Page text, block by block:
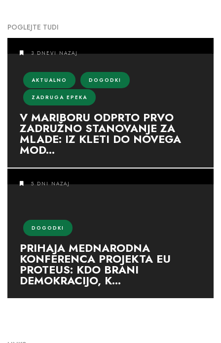
POGLEJTE TUDI
3 DNEVI NAZAJ
AKTUALNO DOGODKI
ZADRUGA EPEKA
V MARIBORU ODPRTO PRVO
ZADRUŽNO STANOVANJE ZA
MLADE: IZ KLETI DO NOVEGA
MOD...
5 DNI NAZAJ
DOGODKI
PRIHAJA MEDNARODNA
KONFERENCA PROJEKTA EU
PROTEUS: KDO BRANI
DEMOKRACIJO, K...